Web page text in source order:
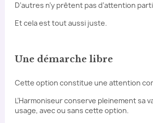
D’autres n’y prêtent pas d’attention
Et cela est tout aussi juste.
Une démarche libre
Cette option constitue une attention
L’Harmoniseur conserve pleinement sa
usage, avec ou sans cette option.